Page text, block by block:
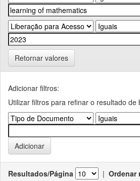
Retornar valores
Adicionar filtros:
Utilizar filtros para refinar o resultado de
Resultados/Página | Ordenar